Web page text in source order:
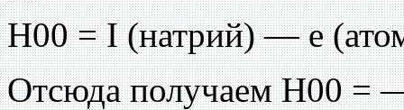
H00 = I (натрий) — е
Отсюда получаем H00 =